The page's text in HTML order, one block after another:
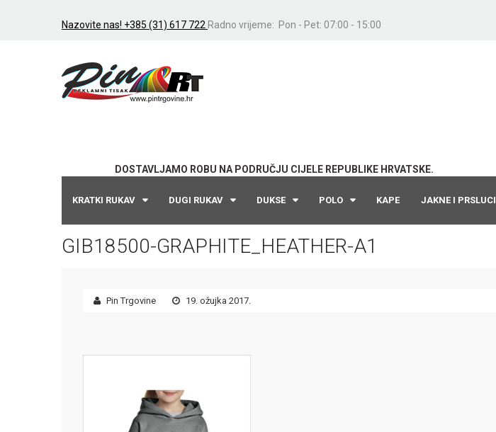
Nazovite nas! +385 (31) 617 722 Radno vrijeme: Pon - Pet: 07:00 - 15:00
DOSTAVLJAMO ROBU NA PODRUČJU CIJELE REPUBLIKE HRVATSKE.
KRATKI RUKAV DUGI RUKAV DUKSE POLO KAPE JAKNE I PRSLUCI
GIB18500-GRAPHITE_HEATHER-A1
Pin Trgovine 19. ožujka 2017.